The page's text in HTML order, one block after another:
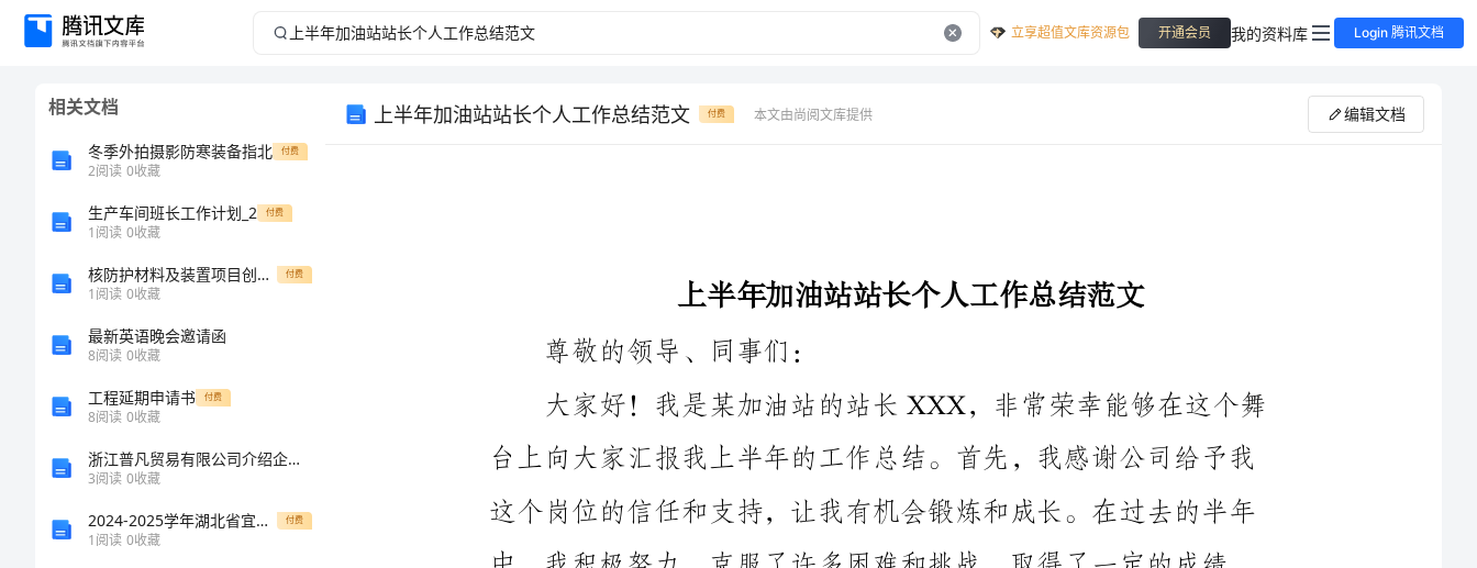
上
立享超值文库资源包 开通会员 我的资料库 Login 腾讯文档
相关文档
冬季外拍摄影防寒装备指北 付费
2阅读 0收藏
生产车间班长工作计划_2 付费
1阅读 0收藏
核防护材料及装置项目创业计划书 付费
1阅读 0收藏
最新英语晚会邀请函
8阅读 0收藏
工程延期申请书 付费
8阅读 0收藏
浙江普凡贸易有限公司介绍企业发展分析报告
3阅读 0收藏
2024-2025学年湖北省宜昌市高一生物上册期末统考模拟试题含解析 付费
1阅读 0收藏
上半年加油站站长个人工作总结范文 付费 本文由尚阅文库提供 编辑文档
这个岗位的信任和支持，让我有机会锻炼和成长。在过去的半年
中，我积极努力，克服了许多困难和挑战，取得了一定的成绩，
同时也认识到了自己的不足之处，希望通过这篇总结能够和大家